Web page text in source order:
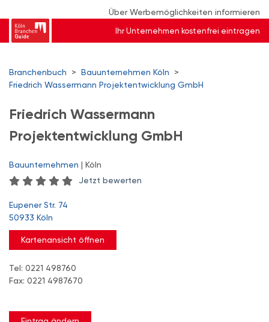
Über Werbemöglichkeiten informieren
Ihr Unternehmen kostenfrei eintragen
Branchenbuch > Bauunternehmen Köln
>
Friedrich Wassermann Projektentwicklung GmbH
Friedrich Wassermann
Projektentwicklung GmbH
Bauunternehmen | Köln
Jetzt bewerten
Eupener Str. 74
50933 Köln
Kartenansicht öffnen
Tel: 0221 498760
Fax: 0221 4987670